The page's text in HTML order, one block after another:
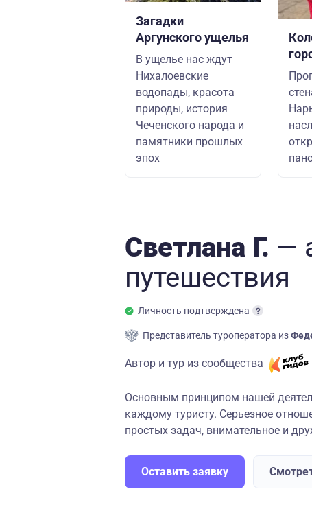
Загадки
Аргунского ущелья
В ущелье нас ждут
Нихалоевские
водопады, красота
природы, история
Чеченского народа и
памятники прошлых
эпох
Светлана Г. —
путешествия
Личность подтверждена
Представитель туроператора из
Автор и тур из сообщества
Основным принципом нашей
каждому туристу. Серьезное
простых задач, внимательное и
Оставить заявку